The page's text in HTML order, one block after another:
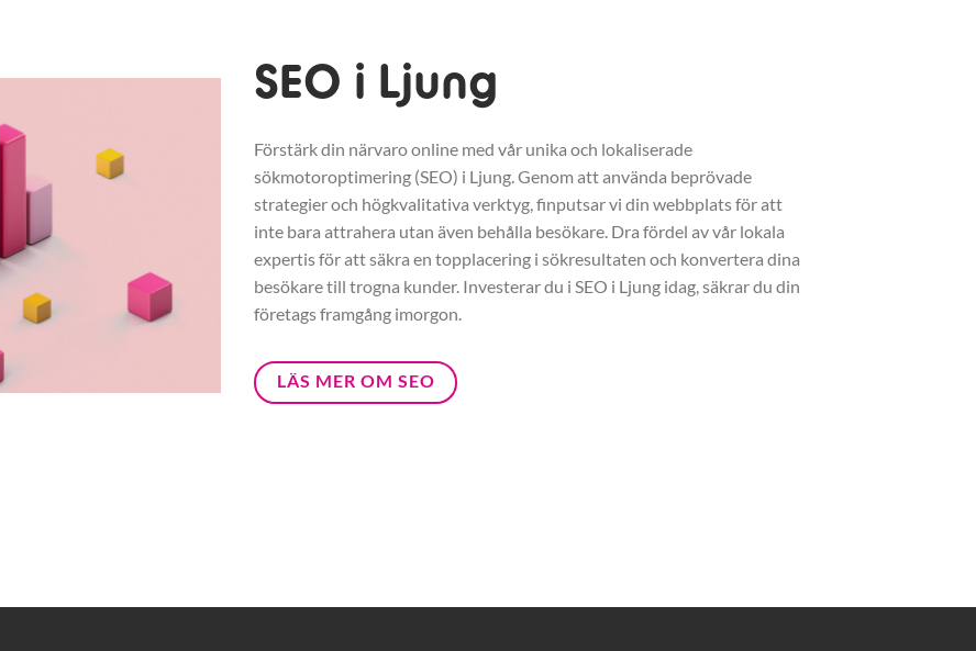
SEO i Ljung
Förstärk din närvaro online med vår unika och lokaliserade
sökmotoroptimering (SEO) i Ljung. Genom att använda beprövade
strategier och högkvalitativa verktyg, finputsar vi din webbplats för att
inte bara attrahera utan även behålla besökare. Dra fördel av vår lokala
expertis för att säkra en topplacering i sökresultaten och konvertera dina
besökare till trogna kunder. Investerar du i SEO i Ljung idag, säkrar du din
företags framgång imorgon.
LÄS MER OM SEO